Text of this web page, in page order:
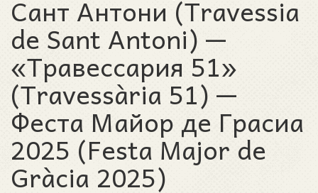
Сант Антони (Travessia
de Sant Antoni) —
«Травессария 51»
(Travessària 51) —
Феста Майор де Грасиа
2025 (Festa Major de
Gràcia 2025)